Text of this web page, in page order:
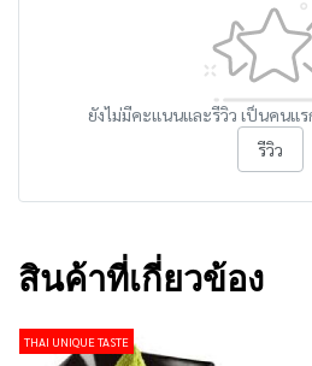
ยังไม่มีคะแนนและรีวิว เป็นคนแ
รีวิว
สินค้าที่เกี่ยวข้อง
THAI UNIQUE TASTE